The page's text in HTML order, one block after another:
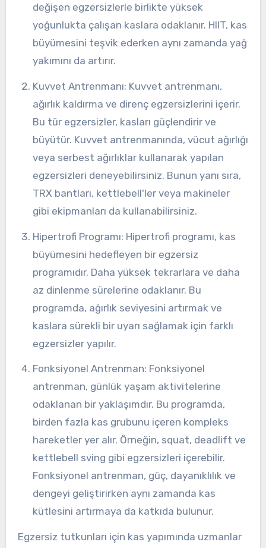
değişen egzersizlerle birlikte yüksek
yoğunlukta çalışan kaslara odaklanır. HIIT, kas
büyümesini teşvik ederken aynı zamanda yağ
yakımını da artırır.
Kuvvet Antrenmanı: Kuvvet antrenmanı,
ağırlık kaldırma ve direnç egzersizlerini içerir.
Bu tür egzersizler, kasları güçlendirir ve
büyütür. Kuvvet antrenmanında, vücut ağırlığı
veya serbest ağırlıklar kullanarak yapılan
egzersizleri deneyebilirsiniz. Bunun yanı sıra,
TRX bantları, kettlebell'ler veya makineler
gibi ekipmanları da kullanabilirsiniz.
Hipertrofi Programı: Hipertrofi programı, kas
büyümesini hedefleyen bir egzersiz
programıdır. Daha yüksek tekrarlara ve daha
az dinlenme sürelerine odaklanır. Bu
programda, ağırlık seviyesini artırmak ve
kaslara sürekli bir uyarı sağlamak için farklı
egzersizler yapılır.
Fonksiyonel Antrenman: Fonksiyonel
antrenman, günlük yaşam aktivitelerine
odaklanan bir yaklaşımdır. Bu programda,
birden fazla kas grubunu içeren kompleks
hareketler yer alır. Örneğin, squat, deadlift ve
kettlebell sving gibi egzersizleri içerebilir.
Fonksiyonel antrenman, güç, dayanıklılık ve
dengeyi geliştirirken aynı zamanda kas
kütlesini artırmaya da katkıda bulunur.
Egzersiz tutkunları için kas yapımında uzmanlar